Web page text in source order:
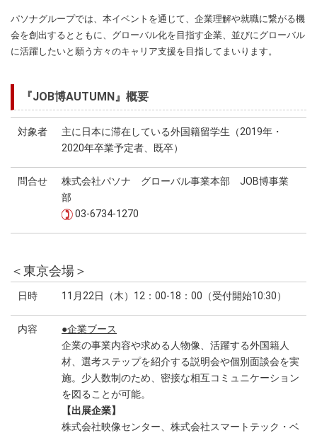
パソナグループでは、本イベントを通じて、企業理解や就職に繋がる機
会を創出するとともに、グローバル化を目指す企業、並びにグローバル
に活躍したいと願う方々のキャリア支援を目指してまいります。
『JOB博AUTUMN』概要
対象者
主に日本に滞在している外国籍留学生（2019年・
2020年卒業予定者、既卒）
問合せ
株式会社パソナ グローバル事業本部 JOB博事業
部
03-6734-1270
＜東京会場＞
日時 11月22日（木）12：00-18：00（受付開始10:30）
内容
●企業ブース
企業の事業内容や求める人物像、活躍する外国籍人
材、選考ステップを紹介する説明会や個別面談会を実
施。少人数制のため、密接な相互コミュニケーション
を図ることが可能。
【出展企業】
株式会社映像センター、株式会社スマートテック・ベ